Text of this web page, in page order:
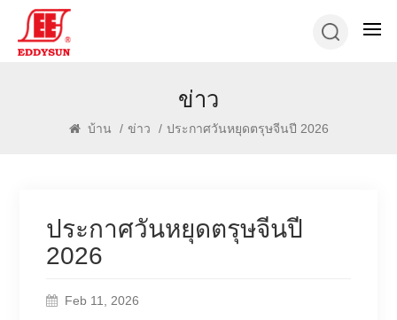
ข่าว
บ้าน / ข่าว / ประกาศวันหยุดตรุษจีนปี 2026
ประกาศวันหยุดตรุษจีนปี
2026
Feb 11, 2026